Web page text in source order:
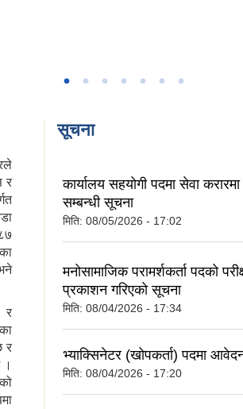
र
र
र
।
सूचना
कार्यालय सहयोगी पदमा सेवा करारमा
सम्बन्धी सूचना
मिति: 08/05/2026 - 17:02
मनोसामाजिक परामर्शकर्ता पदको
प्रकाशन गरिएको सूचना
मिति: 08/04/2026 - 17:34
भ्याक्सिनेटर (खोपकर्ता) पदमा
मिति: 08/04/2026 - 17:20